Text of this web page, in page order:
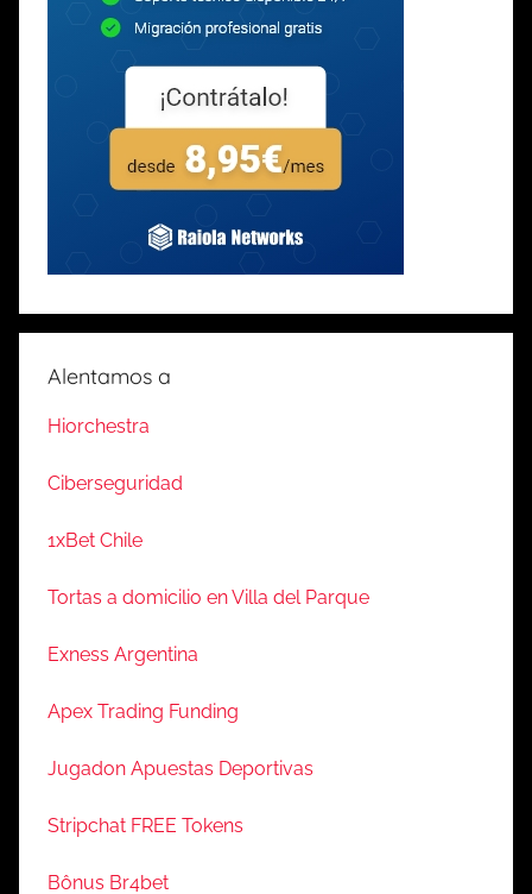
Alentamos a
Hiorchestra
Ciberseguridad
1xBet Chile
Tortas a domicilio en Villa del Parque
Exness Argentina
Apex Trading Funding
Jugadon Apuestas Deportivas
Stripchat FREE Tokens
Bônus Br4bet